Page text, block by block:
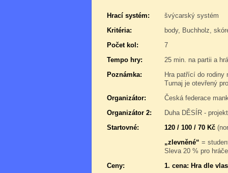
Hrací systém:
švýcarský systém
Kritéria:
body, Buchholz,
Počet kol:
7
Tempo hry:
25 min. na partii a
Poznámka:
Hra patřící do rodiny
Turnaj je otevřený
Organizátor:
Česká federace
Organizátor 2:
Duha DĚSÍR -
Startovné:
120 / 100 / 70 Kč
„zlevněné“ =
Sleva 20 % pro
Ceny:
1. cena: Hra dle